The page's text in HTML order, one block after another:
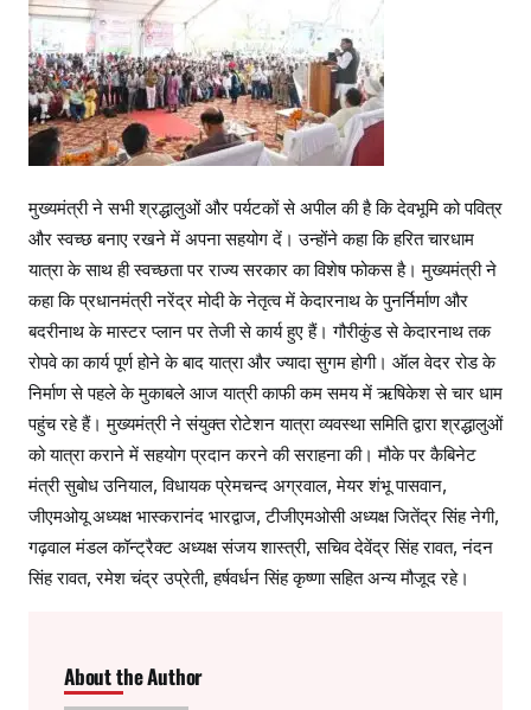
मुख्यमंत्री ने सभी श्रद्धालुओं और पर्यटकों से अपील की है कि देवभूमि को पवित्र
और स्वच्छ बनाए रखने में अपना सहयोग दें। उन्होंने कहा कि हरित चारधाम
यात्रा के साथ ही स्वच्छता पर राज्य सरकार का विशेष फोकस है। मुख्यमंत्री ने
कहा कि प्रधानमंत्री नरेंद्र मोदी के नेतृत्व में केदारनाथ के पुनर्निर्माण और
बदरीनाथ के मास्टर प्लान पर तेजी से कार्य हुए हैं। गौरीकुंड से केदारनाथ तक
रोपवे का कार्य पूर्ण होने के बाद यात्रा और ज्यादा सुगम होगी। ऑल वेदर रोड के
निर्माण से पहले के मुकाबले आज यात्री काफी कम समय में ऋषिकेश से चार धाम
पहुंच रहे हैं। मुख्यमंत्री ने संयुक्त रोटेशन यात्रा व्यवस्था समिति द्वारा श्रद्धालुओं
को यात्रा कराने में सहयोग प्रदान करने की सराहना की। मौके पर कैबिनेट
मंत्री सुबोध उनियाल, विधायक प्रेमचन्द अग्रवाल, मेयर शंभू पासवान,
जीएमओयू अध्यक्ष भास्करानंद भारद्वाज, टीजीएमओसी अध्यक्ष जितेंद्र सिंह नेगी,
गढ़वाल मंडल कॉन्ट्रैक्ट अध्यक्ष संजय शास्त्री, सचिव देवेंद्र सिंह रावत, नंदन
सिंह रावत, रमेश चंद्र उप्रेती, हर्षवर्धन सिंह कृष्णा सहित अन्य मौजूद रहे।
About the Author